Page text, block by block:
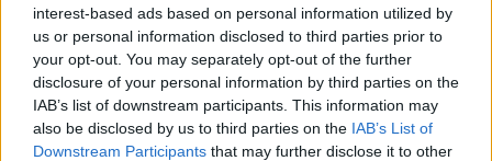
interest-based ads based on personal information utilized by
us or personal information disclosed to third parties prior to
your opt-out. You may separately opt-out of the further
disclosure of your personal information by third parties on the
IAB’s list of downstream participants. This information may
also be disclosed by us to third parties on the IAB’s List of
Downstream Participants that may further disclose it to other
Kadavar:Kids Abandoning Destiny Among Vanity
And Ruin